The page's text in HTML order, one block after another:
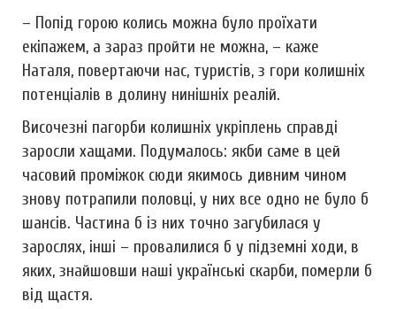
– Попід горою колись можна було проїхати
екіпажем, а зараз пройти не можна, – каже
Наталя, повертаючи нас, туристів, з гори колишніх
потенціалів в долину нинішніх реалій.
Височезні пагорби колишніх укріплень справді
заросли хащами. Подумалось: якби саме в цей
часовий проміжок сюди якимось дивним чином
знову потрапили половці, у них все одно не було б
шансів. Частина б із них точно загубилася у
зарослях, інші – провалилися б у підземні ходи, в
яких, знайшовши наші українські скарби, померли б
від щастя.